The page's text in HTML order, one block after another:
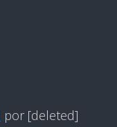
por [deleted]